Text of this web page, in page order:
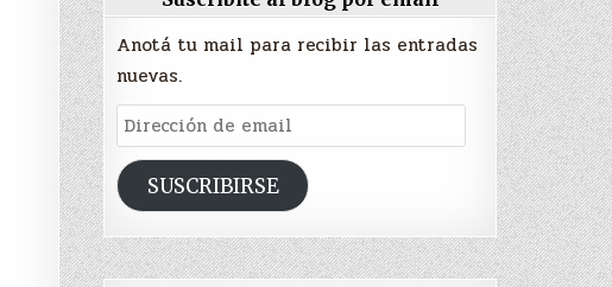
Anotá tu mail para recibir las entradas
nuevas.
Dirección
de
emailSUSCRIBIRSE